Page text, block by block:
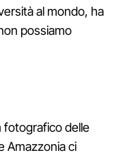
al mondo, ha
possiamo
fotografico delle
Amazzonia ci